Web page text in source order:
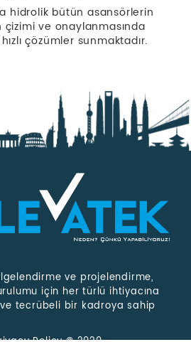
hidrolik bütün asansörlerin
ve onaylanmasında
çözümler sunmaktadır.
ve projelendirme,
için her türlü ihtiyacına
tecrübeli bir kadroya sahip